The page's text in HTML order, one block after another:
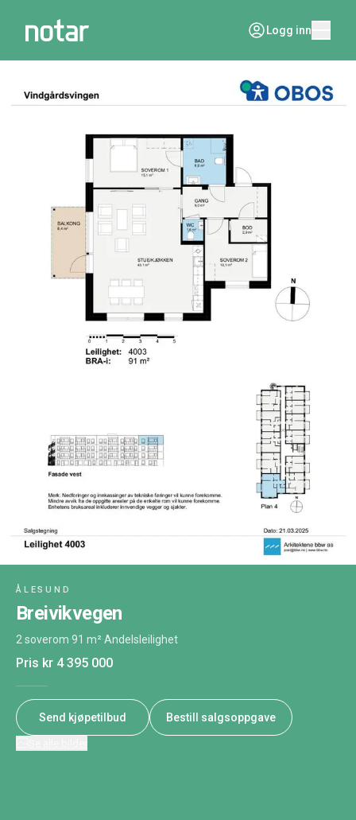
Logg inn
ÅLESUND
Breivikvegen
2 soverom·91 m²·Andelsleilighet
Pris kr 4 395 000
Send kjøpetilbud Bestill salgsoppgave